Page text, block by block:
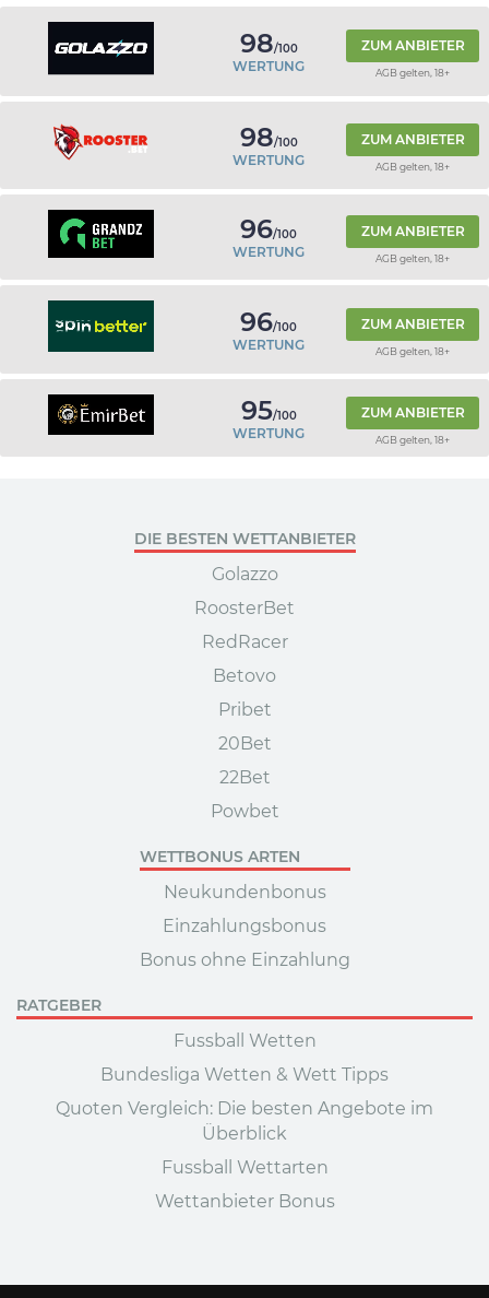
98/100
WERTUNG
ZUM ANBIETER
AGB gelten, 18+
98/100
WERTUNG
ZUM ANBIETER
AGB gelten, 18+
96/100
WERTUNG
ZUM ANBIETER
AGB gelten, 18+
96/100
WERTUNG
ZUM ANBIETER
AGB gelten, 18+
95/100
WERTUNG
ZUM ANBIETER
AGB gelten, 18+
DIE BESTEN WETTANBIETER
Golazzo
RoosterBet
RedRacer
Betovo
Pribet
20Bet
22Bet
Powbet
WETTBONUS ARTEN
Neukundenbonus
Einzahlungsbonus
Bonus ohne Einzahlung
RATGEBER
Fussball Wetten
Bundesliga Wetten & Wett Tipps
Quoten Vergleich: Die besten Angebote im
Überblick
Fussball Wettarten
Wettanbieter Bonus